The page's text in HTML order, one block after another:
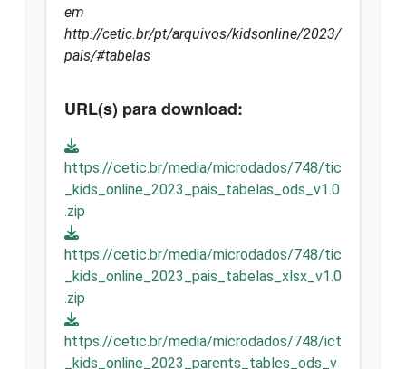
em
http://cetic.br/pt/arquivos/kidsonline/2023/
pais/#tabelas
URL(s) para download:
https://cetic.br/media/microdados/748/tic
_kids_online_2023_pais_tabelas_ods_v1.0
.zip
https://cetic.br/media/microdados/748/tic
_kids_online_2023_pais_tabelas_xlsx_v1.0
.zip
https://cetic.br/media/microdados/748/ict
_kids_online_2023_parents_tables_ods_v